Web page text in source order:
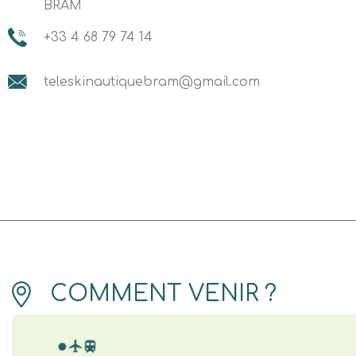
BRAM
+33 4 68 79 74 14
teleskinautiquebram@gmail.com
COMMENT VENIR ?